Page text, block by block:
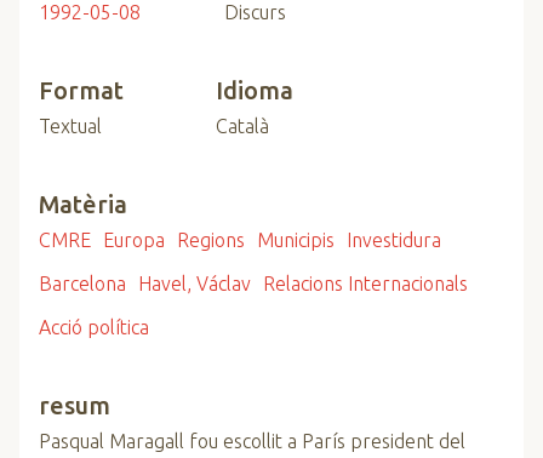
1992-05-08 Discurs
Format
Textual
Idioma
Català
Matèria
CMRE Europa Regions Municipis
Investidura
Barcelona
Havel, Václav
Relacions Internacionals
Acció política
resum
Pasqual Maragall fou escollit a París president del